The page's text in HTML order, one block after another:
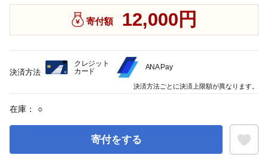
寄付額 12,000円
在庫： ○
寄付をする
決済方法
クレジット
カード
ANA Pay
決済方法ごとに決済上限額が異なります。